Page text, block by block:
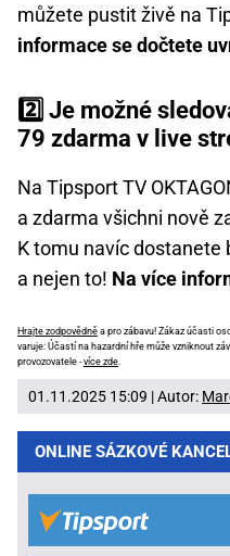
můžete pustit živě na
informace se dočtete
2️⃣ Je možné
79 zdarma v live
Na Tipsport TV
a zdarma všichni nově
K tomu navíc dostanete
a nejen to! Na více
Hrajte zodpovědně a pro zábavu! Zákaz účasti
varuje: Účastí na hazardní hře může vzniknout
provozovatele -více zde.
01.11.2025 15:09 | Autor:
ONLINE SÁZKOVÉ